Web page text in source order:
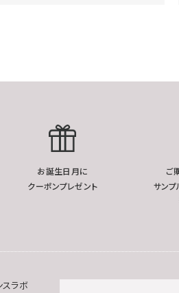
お誕生日月に
クーポンプレゼント
ご
サン
スラボ